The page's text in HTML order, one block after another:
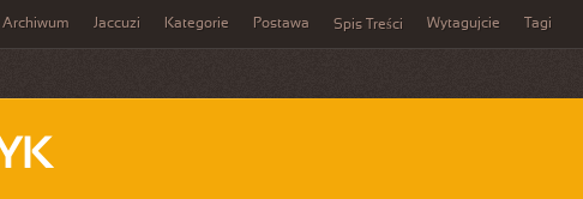
Archiwum Jaccuzi Kategorie Postawa Spis Treści Wytagujcie Tagi